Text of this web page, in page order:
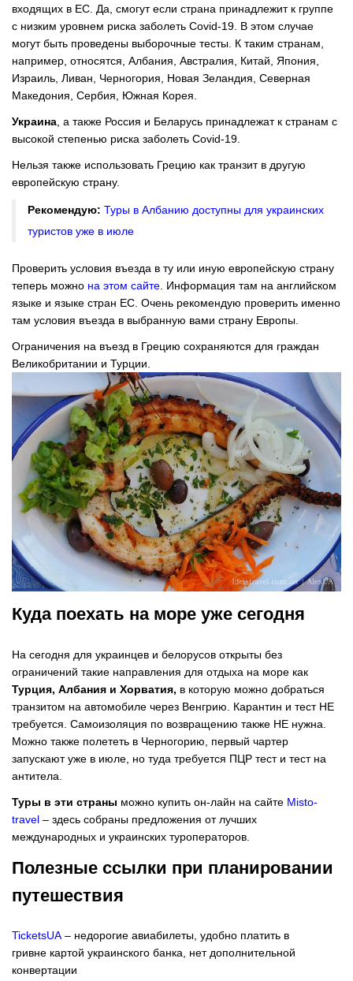
входящих в ЕС. Да, смогут если страна принадлежит к группе
с низким уровнем риска заболеть Covid-19. В этом случае
могут быть проведены выборочные тесты. К таким странам,
например, относятся, Албания, Австралия, Китай, Япония,
Израиль, Ливан, Черногория, Новая Зеландия, Северная
Македония, Сербия, Южная Корея.
Украина , а также Россия и Беларусь принадлежат к странам с
высокой степенью риска заболеть Covid-19.
Нельзя также использовать Грецию как транзит в другую
европейскую страну.
Рекомендую: Туры в Албанию доступны для украинских
туристов уже в июле
Проверить условия въезда в ту или иную европейскую страну
теперь можно на этом сайте . Информация там на английском
языке и языке стран ЕС. Очень рекомендую проверить именно
там условия въезда в выбранную вами страну Европы.
Ограничения на въезд в Грецию сохраняются для граждан
Великобритании и Турции.
Куда поехать на море уже сегодня
На сегодня для украинцев и белорусов открыты без
ограничений такие направления для отдыха на море как
Турция, Албания и Хорватия, в которую можно добраться
транзитом на автомобиле через Венгрию. Карантин и тест НЕ
требуется. Самоизоляция по возвращению также НЕ нужна.
Можно также полететь в Черногорию, первый чартер
запускают уже в июле, но туда требуется ПЦР тест и тест на
антитела.
Туры в эти страны можно купить он-лайн на сайте Misto-
travel – здесь собраны предложения от лучших
международных и украинских туроператоров.
Полезные ссылки при планировании
путешествия
TicketsUA – недорогие авиабилеты, удобно платить в
гривне картой украинского банка, нет дополнительной
конвертации